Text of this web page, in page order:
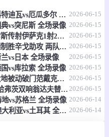
直播中
哈沃尔罕
即将开始
06月15日 世界杯小组赛E组第1轮 科特迪瓦vs厄瓜多尔 全场录像 2026-06-15
vs突尼斯 全场录像 2026-06-15
开门红！瑞典5-1大胜突尼斯 约克雷斯传射伊萨克1射2传阿亚里双响 2026-06-15
绝杀！科特迪瓦1-0厄瓜多尔 阿玛德制胜辛戈助攻 两队4中门框 2026-06-15
vs日本 全场录像 2026-06-15
vs库拉索 全场录像 2026-06-15
两度扳平！日本绝平2-2荷兰 镰田大地被动破门范戴克世界杯首球 2026-06-15
惨案！德国7-1库拉索 德国6人破门哈弗茨双响翁达夫替补1射2传 2026-06-15
vs苏格兰 全场录像 2026-06-14
06月14日 世界杯小组赛D组第1轮 澳大利亚vs土耳其 全场录像 2026-06-14